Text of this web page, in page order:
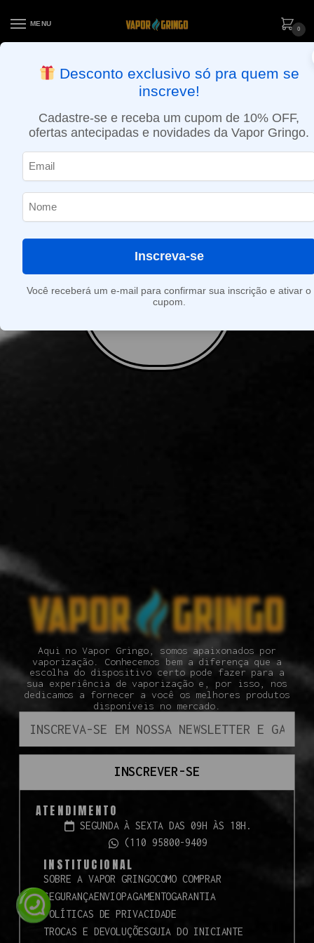
MENU
0
APROVADOS ATÉ 15:30 VIA MOTOBOY
Ervas
Aqui no Vapor Gringo, somos apaixonados por
vaporização. Conhecemos bem a diferença que a
escolha do dispositivo certo pode fazer para a
sua experiência de vaporização e, por isso, nos
dedicamos a fornecer a você os melhores produtos
disponíveis no mercado.
INSCREVER-SE
ATENDIMENTO
SEGUNDA À SEXTA DAS 09H ÀS 18H.
(110 95800-9409
INSTITUCIONAL
SOBRE A VAPOR GRINGOCOMO COMPRAR
SEGURANÇAENVIOPAGAMENTOGARANTIA
POLÍTICAS DE PRIVACIDADE
TROCAS E DEVOLUÇÕESGUIA DO INICIANTE
Desconto exclusivo só pra quem se
inscreve!
Cadastre-se e receba um cupom de 10% OFF,
ofertas antecipadas e novidades da Vapor Gringo.
Inscreva-se
Você receberá um e-mail para confirmar sua inscrição e ativar o
cupom.